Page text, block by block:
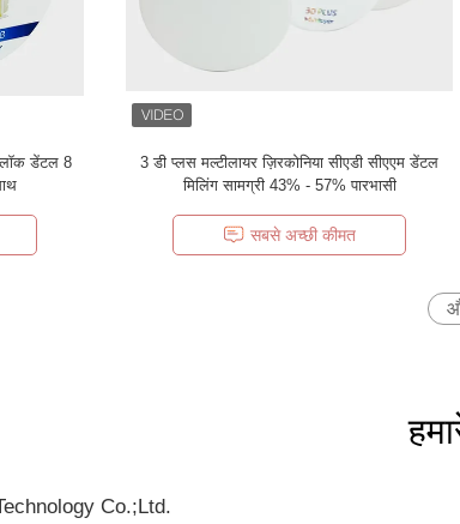
डेंटल 8
3 डी प्लस मल्टीलायर ज़िरकोनिया सीएडी सीएएम डेंटल
मिलिंग सामग्री 43% - 57% पारभासी
सबसे अच्छी कीमत
Co.;Ltd.